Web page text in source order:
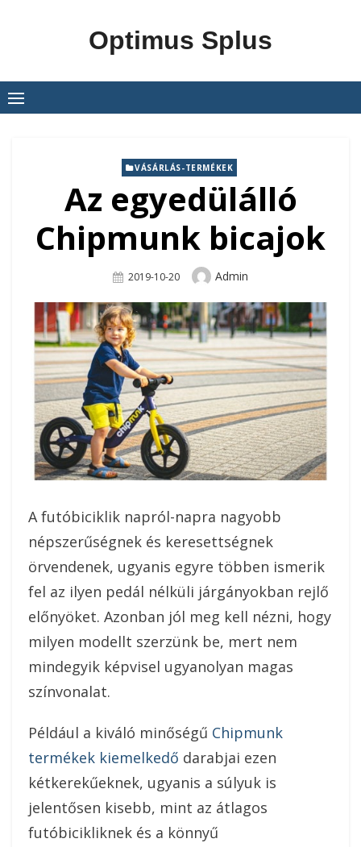
Optimus Splus
VÁSÁRLÁS-TERMÉKEK
Az egyedülálló
Chipmunk bicajok
Posted
2019-10-20 Author
Admin
A futóbiciklik napról-napra nagyobb
népszerűségnek és keresettségnek
örvendenek, ugyanis egyre többen ismerik
fel az ilyen pedál nélküli járgányokban rejlő
előnyöket. Azonban jól meg kell nézni, hogy
milyen modellt szerzünk be, mert nem
mindegyik képvisel ugyanolyan magas
színvonalat.
Például a kiváló minőségű Chipmunk
termékek kiemelkedő darabjai ezen
kétkerekűeknek, ugyanis a súlyuk is
jelentősen kisebb, mint az átlagos
futóbicikliknek és a könnyű